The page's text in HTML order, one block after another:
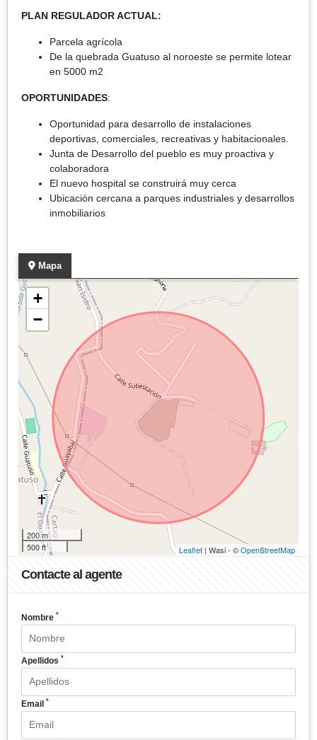
PLAN REGULADOR ACTUAL:
Parcela agrícola
De la quebrada Guatuso al noroeste se permite lotear
en 5000 m2
OPORTUNIDADES:
Oportunidad para desarrollo de instalaciones
deportivas, comerciales, recreativas y habitacionales.
Junta de Desarrollo del pueblo es muy proactiva y
colaboradora
El nuevo hospital se construirá muy cerca
Ubicación cercana a parques industriales y desarrollos
inmobiliarios
Mapa
+
−
200 m
500 ft
Leaflet | Wasi - ©OpenStreetMap
Contacte al agente
Nombre *
Apellidos *
Email *